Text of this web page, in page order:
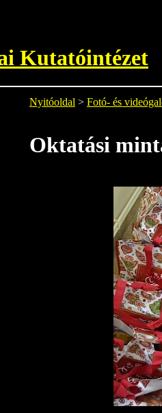
Kutatóintézet
Nyitóoldal > Fotó- és
Oktatási